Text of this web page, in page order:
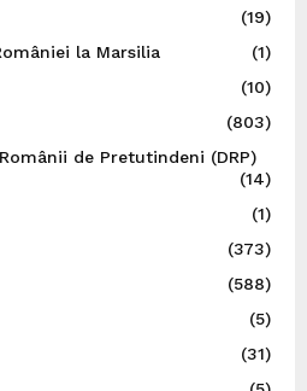
(19)
la Marsilia
(1)
(10)
(803)
de Pretutindeni (DRP)
(14)
(1)
(373)
(588)
(5)
(31)